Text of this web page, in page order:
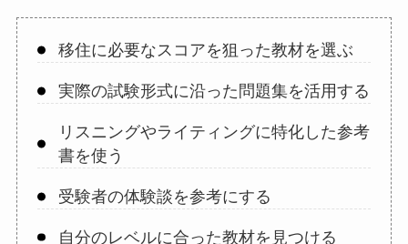
移住に必要なスコアを狙った教材を選ぶ
実際の試験形式に沿った問題集を活用する
リスニングやライティングに特化した参考
書を使う
受験者の体験談を参考にする
自分のレベルに合った教材を見つける